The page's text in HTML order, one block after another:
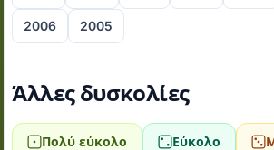
2006 2005
Άλλες δυσκολίες
Πολύ εύκολο Εύκολο